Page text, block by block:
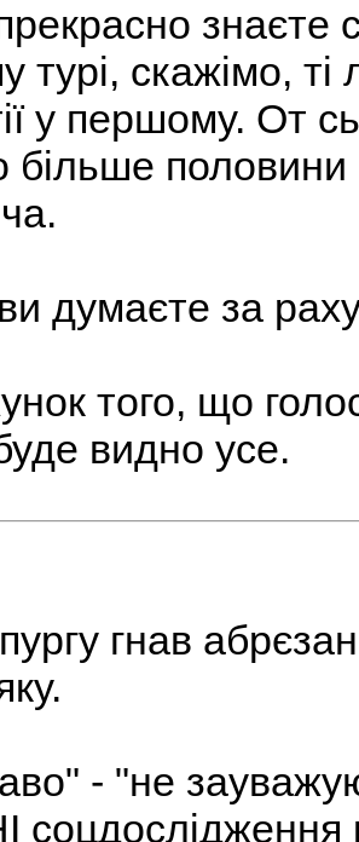
знаєте
турі, скажімо,
у першому. От
більше половини
думаєте за
того, що
видно усе.
гнав
- "не
соцдослідження